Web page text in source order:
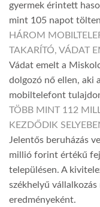
gyermek érintett
mint 105 napot
HÁROM
TAKARÍTÓ, VÁDAT
Vádat emelt a
dolgozó nő ellen, aki
mobiltelefont
TÖBB MINT 112
KEZDŐDIK
Jelentős beruházás
millió forint értékű
településen. A
székhelyű
eredményeként.